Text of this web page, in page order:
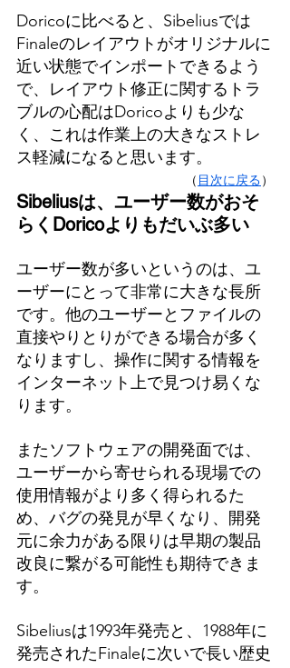
Doricoに比べると、Sibeliusでは
Finaleのレイアウトがオリジナルに
近い状態でインポートできるよう
で、レイアウト修正に関するトラ
ブルの心配はDoricoよりも少な
く、これは作業上の大きなストレ
ス軽減になると思います。
（ 目次に戻る）
Sibeliusは、ユーザー数がおそ
らくDoricoよりもだいぶ多い
ユーザー数が多いというのは、ユ
ーザーにとって非常に大きな長所
です。 他のユーザーと ファイルの
直接やりとりができる場合が多く
なりますし、操作に関する情報を
インターネット上で見つけ易くな
ります。
またソフトウェアの開発面では、
ユーザーから寄せられる現場での
使用情報がより多く得られるた
め、バグの発見が早くなり、開発
元に余力がある限りは早期の製品
改良に繋がる可能性も期待できま
す。
Sibeliusは1993年発売と、1988年に
発売されたFinaleに次いで長い歴史